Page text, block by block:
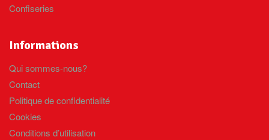
Confiseries
Informations
Qui sommes-nous?
Contact
Politique de confidentialité
Cookies
Conditions d’utilisation